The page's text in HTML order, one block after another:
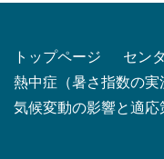
トップページ
セン
熱中症（暑さ指数の実
気候変動の影響と適応